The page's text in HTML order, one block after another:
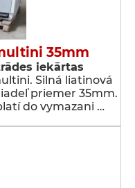
35mm
iekārtas
Silná liatinová
priemer 35mm.
do vymazani …